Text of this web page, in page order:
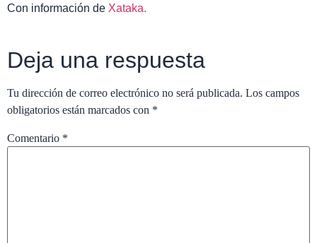
Con información de Xataka.
Deja una respuesta
Tu dirección de correo electrónico no será publicada. Los campos
obligatorios están marcados con *
Comentario *